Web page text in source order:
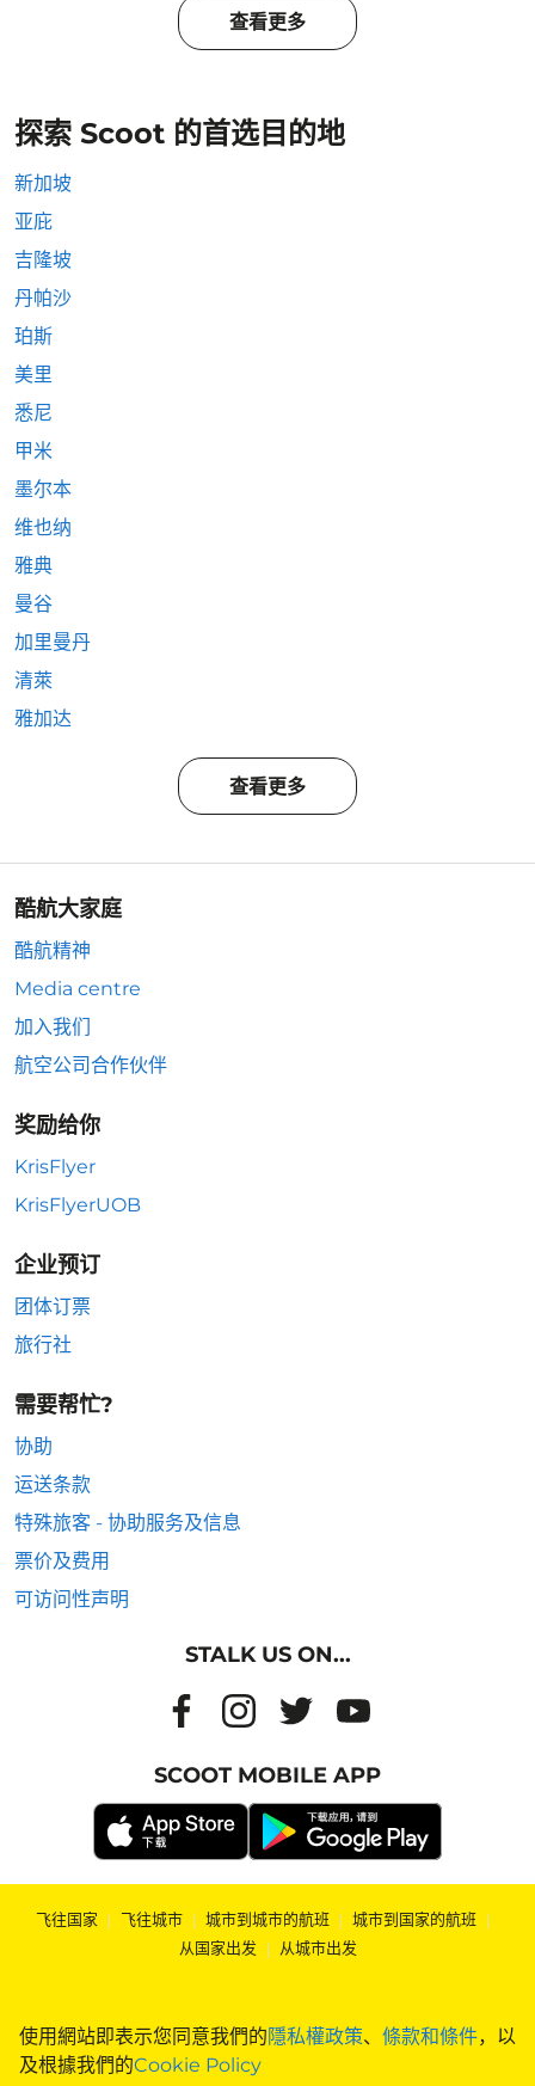
使用網站即表示您同意我們的隱私權政策、 條款和條件，以
及根據我們的Cookie Policy
查看更多
探索 Scoot 的首选目的地
新加坡
亚庇
吉隆坡
丹帕沙
珀斯
美里
悉尼
甲米
墨尔本
维也纳
雅典
曼谷
加里曼丹
清萊
雅加达
查看更多
酷航大家庭
酷航精神
Media centre
加入我们
航空公司合作伙伴
奖励给你
KrisFlyer
KrisFlyerUOB
企业预订
团体订票
旅行社
需要帮忙?
协助
运送条款
特殊旅客 - 协助服务及信息
票价及费用
可访问性声明
STALK US ON...
SCOOT MOBILE APP
飞往国家 | 飞往城市 | 城市到城市的航班 | 城市到国家的航班 |
从国家出发 | 从城市出发